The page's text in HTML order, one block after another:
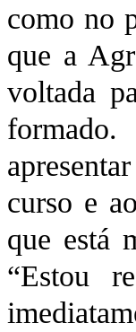
como no
que a
voltada
curso e
que está
“Estou